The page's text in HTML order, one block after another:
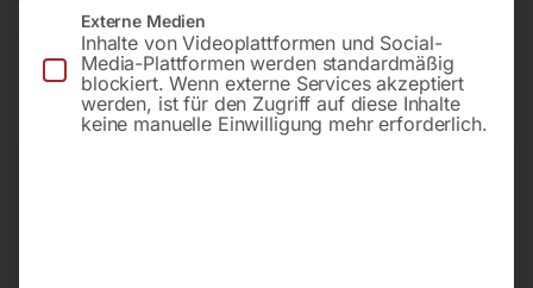
In den Warenkorb
Externe Medien
Inhalte von Videoplattformen und Social-
Media-Plattformen werden standardmäßig
blockiert. Wenn externe Services akzeptiert
werden, ist für den Zugriff auf diese Inhalte
keine manuelle Einwilligung mehr erforderlich.